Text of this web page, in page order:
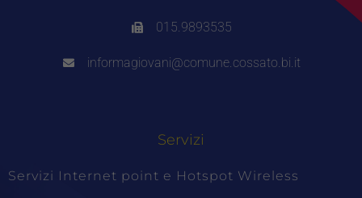
015.9893535
informagiovani@comune.cossato.bi.it
Servizi
Servizi Internet point e Hotspot Wireless